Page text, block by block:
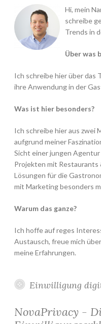
Hi, mein
schreibe
Trends in
Über was
Ich schreibe hier über das
ihre Anwendung in der
Was ist hier besonders?
Ich schreibe hier aus zwei
aufgrund meiner
Sicht einer jungen
Projekten mit Restaurants
Lösungen für die
mit Marketing besonders
Warum das ganze?
Ich hoffe auf reges
Austausch, freue mich
meine Erfahrungen.
Einwilligung
NovaPrivacy -